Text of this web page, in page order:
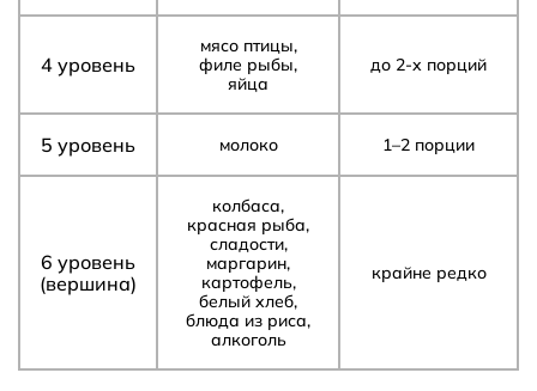
4 уровень
мясо птицы,
филе рыбы,
яйца
до 2-х порций
5 уровень молоко 1–2 порции
6 уровень
(вершина)
колбаса,
красная рыба,
сладости,
маргарин,
картофель,
белый хлеб,
блюда из риса,
алкоголь
крайне редко